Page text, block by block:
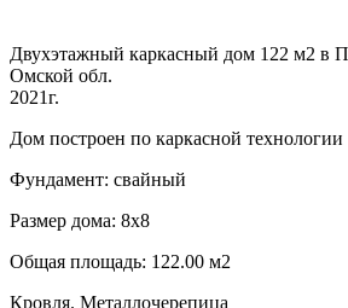
Двухэтажный каркасный дом 122 м2 в
Омской обл.
2021г.
Дом построен по каркасной технологии
Фундамент: свайный
Размер дома: 8х8
Общая площадь: 122.00 м2
Кровля. Металлочерепица